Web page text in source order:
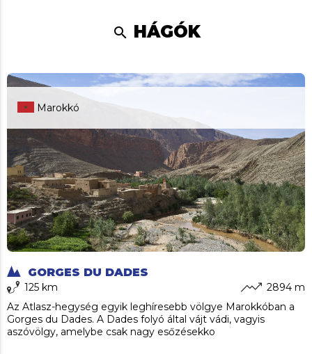
search HÁGÓK
GORGES DU DADES
Marokkó
125 km
2894 m
Az Atlasz-hegység egyik leghíresebb völgye Marokkóban a
Gorges du Dades. A Dades folyó által vájt vádi, vagyis
aszóvölgy, amelybe csak nagy esőzésekko